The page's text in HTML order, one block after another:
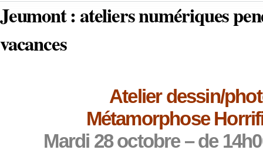
Jeumont : ateliers numériques
vacances
Atelier dessin/
Métamorphose
Mardi 28 octobre – de